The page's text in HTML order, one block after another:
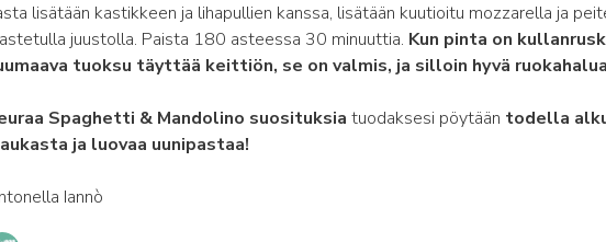
lisätään kastikkeen ja lihapullien kanssa, lisätään kuutioitu mozzarella ja
juustolla. Paista 180 asteessa 30 minuuttia. Kun pinta on
tuoksu täyttää keittiön, se on valmis, ja silloin hyvä
Spaghetti & Mandolino suosituksia tuodaksesi pöytään todella
ja luovaa uunipastaa!
Iannò